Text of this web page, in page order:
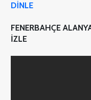
DİNLE
FENERBAHÇE
İZLE